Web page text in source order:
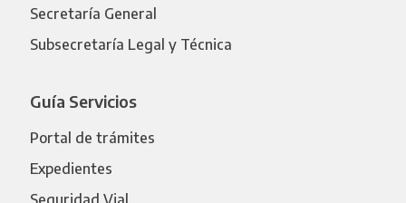
Secretaría General
Subsecretaría Legal y Técnica
Guía Servicios
Portal de trámites
Expedientes
Seguridad Vial